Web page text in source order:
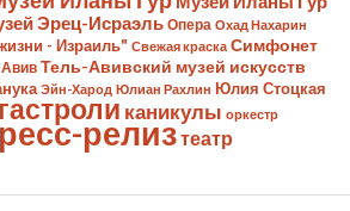
Эрец-Исраэль Опера Охад Нахарин
- Израиль" Свежая краска Симфонет
Тель-Авивский музей искусств
Эйн-Харод Юлиан Рахлин Юлия Стоцкая
гастроли каникулы оркестр
релизтеатр